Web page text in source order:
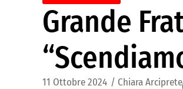
Grande
11 Ottobre 2024 / Chiara Arciprete